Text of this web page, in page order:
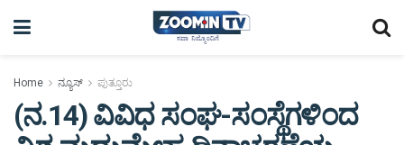
Home ನ್ಯೂಸ್ ಪುತ್ತೂರು
(ನ.14) ವಿವಿಧ ಸಂಘ-ಸಂಸ್ಥೆಗಳಿಂದ